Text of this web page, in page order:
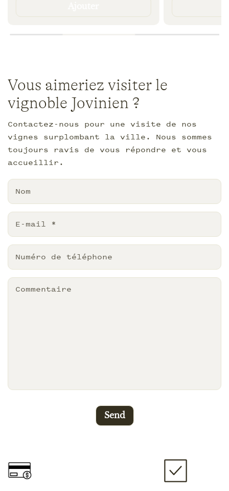
Vous aimeriez visiter le
vignoble Jovinien ?
Contactez-nous pour une visite de nos
vignes surplombant la ville. Nous sommes
toujours ravis de vous répondre et vous
accueillir.
Nom
E-mail *
Numéro de téléphone
Commentaire
Send